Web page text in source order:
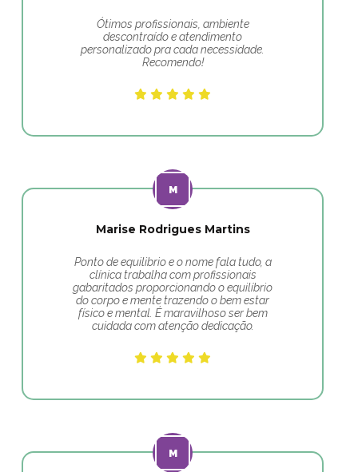
Ótimos profissionais, ambiente
descontraído e atendimento
personalizado pra cada necessidade.
Recomendo!
Marise Rodrigues Martins
Ponto de equilibrio e o nome fala tudo, a
clínica trabalha com profissionais
gabaritados proporcionando o equilíbrio
do corpo e mente trazendo o bem estar
físico e mental. É maravilhoso ser bem
cuidada com atenção dedicação.